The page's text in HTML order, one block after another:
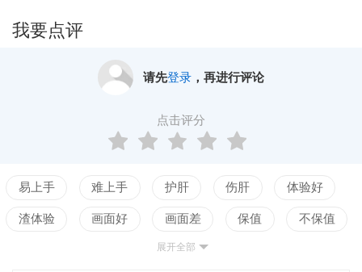
我要点评
请先登录，再进行评论
点击评分
易上手 难上手 护肝 伤肝 体验好
渣体验 画面好 画面差 保值 不保值
测试
展开全部